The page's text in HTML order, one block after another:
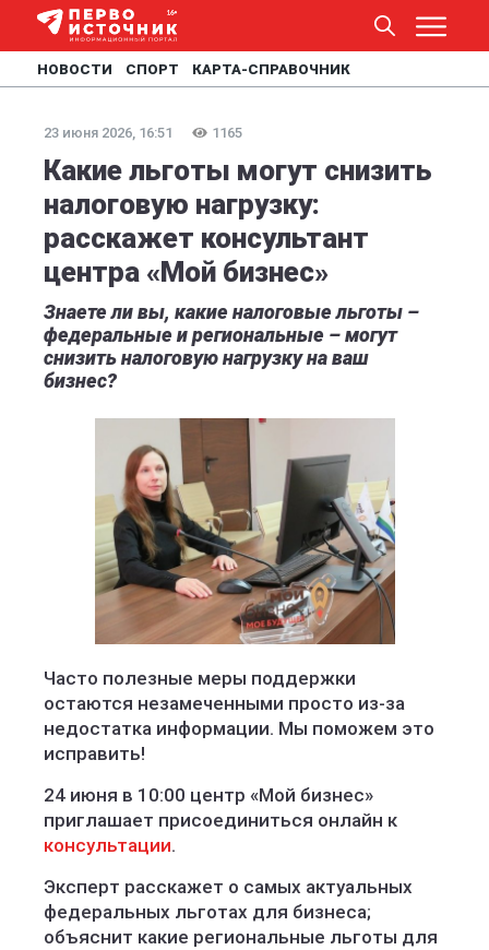
НОВОСТИ СПОРТ КАРТА-СПРАВОЧНИК
23 июня 2026, 16:51 1165
Какие льготы могут снизить
налоговую нагрузку:
расскажет консультант
центра «Мой бизнес»
Знаете ли вы, какие налоговые льготы –
федеральные и региональные – могут
снизить налоговую нагрузку на ваш
бизнес?
Часто полезные меры поддержки
остаются незамеченными просто из-за
недостатка информации. Мы поможем это
исправить!
24 июня в 10:00 центр «Мой бизнес»
приглашает присоединиться онлайн к
консультации.
Эксперт расскажет о самых актуальных
федеральных льготах для бизнеса;
объяснит какие региональные льготы для